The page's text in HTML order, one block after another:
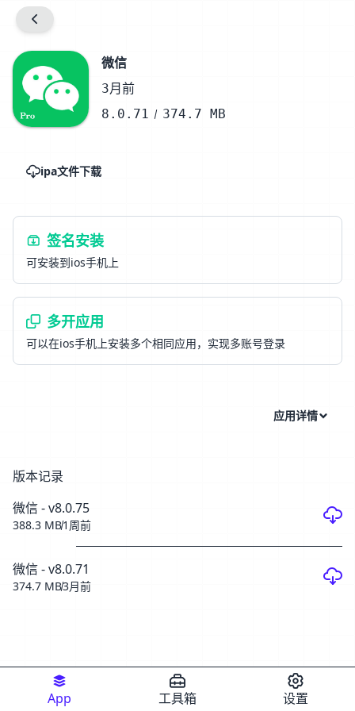
微信
3月前
8.0.71
374.7 MB
ipa文件下载
签名安装
可安装到ios手机上
多开应用
可以在ios手机上安装多个相同应用，实现多账号登录
应用详情
版本记录
微信 - v8.0.75
388.3 MB1周前
微信 - v8.0.71
374.7 MB3月前
App 工具箱 设置